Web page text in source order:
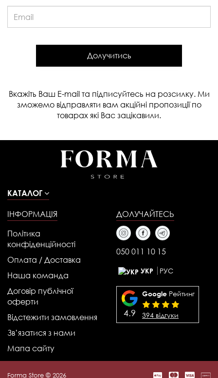
Долучитись
Вкажіть Ваш E-mail та підписуйтесь на розсилку. Ми
зможемо відправляти вам акційні пропозиції по
товарах які Вас зацікавили.
КАТАЛОГ
ІНФОРМАЦІЯ
Політика
конфіденційності
Оплата / Доставка
Наша команда
Договір публічної
оферти
Відстежити замовлення
Зв’язатися з нами
Мапа сайту
ДОЛУЧАЙТЕСЬ
050 011 10 15
УКР РУС
4.9
Google Рейтинг
394 відгуки
Forma Store © 2026